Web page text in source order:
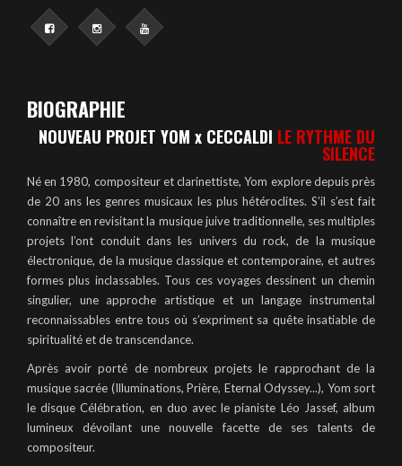
BIOGRAPHIE
NOUVEAU PROJET YOM x CECCALDI LE RYTHME DU
SILENCE
Né en 1980, compositeur et clarinettiste, Yom explore depuis près
de 20 ans les genres musicaux les plus hétéroclites. S’il s’est fait
connaître en revisitant la musique juive traditionnelle, ses multiples
projets l’ont conduit dans les univers du rock, de la musique
électronique, de la musique classique et contemporaine, et autres
formes plus inclassables. Tous ces voyages dessinent un chemin
singulier, une approche artistique et un langage instrumental
reconnaissables entre tous où s’expriment sa quête insatiable de
spiritualité et de transcendance.
Après avoir porté de nombreux projets le rapprochant de la
musique sacrée (Illuminations, Prière, Eternal Odyssey...), Yom sort
le disque Célébration, en duo avec le pianiste Léo Jassef, album
lumineux dévoilant une nouvelle facette de ses talents de
compositeur.